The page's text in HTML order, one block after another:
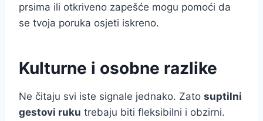
prsima ili otkriveno zapešće mogu pomoći da
se tvoja poruka osjeti iskreno.
Kulturne i osobne razlike
Ne čitaju svi iste signale jednako. Zato suptilni
gestovi ruku trebaju biti fleksibilni i obzirni.